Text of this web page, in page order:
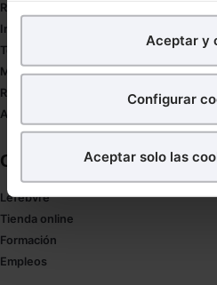
analíticospara tratar de
nuestra página web.
para poder mostrarte
¿Qué puedes hacer?
en la web sea óptima
Puedes
todas las cookies excepto
También puedes
Aceptar y
Configurar
Aceptar solo las
RGPD
Innovación
Tesauro
Mapa web
Redirect sitemap
Autores de El Derecho
Corporativo
Lefebvre
Tienda online
Formación
Empleos